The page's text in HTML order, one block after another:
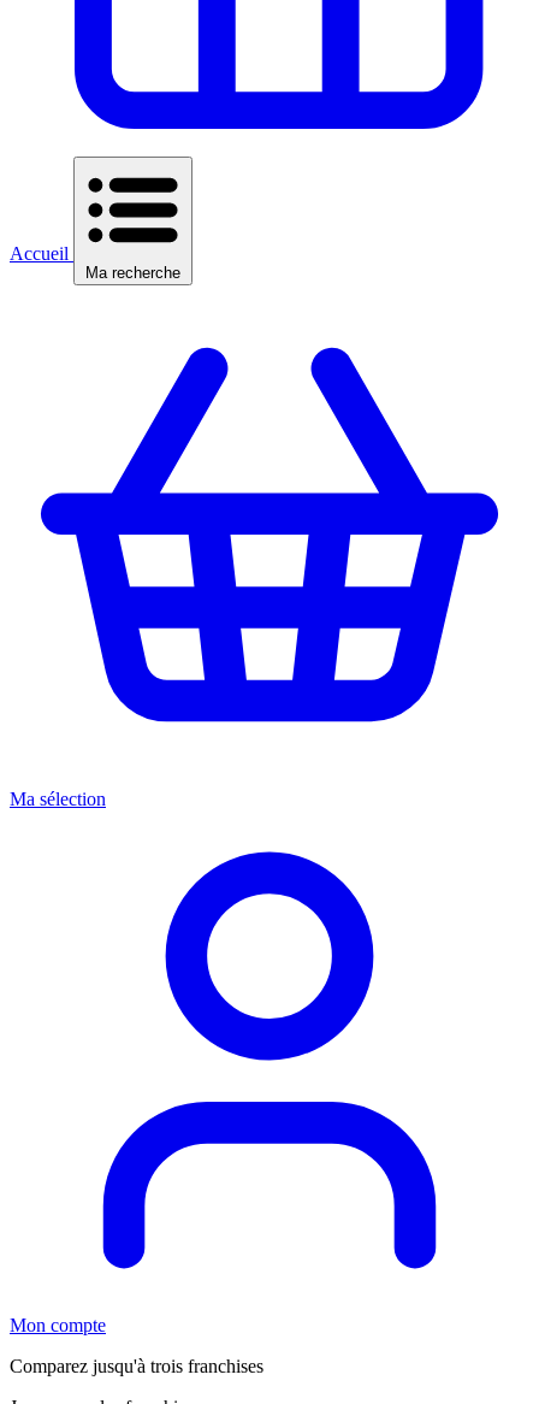
Accueil
Ma recherche
Ma sélection
Mon compte
Comparez jusqu'à trois franchises